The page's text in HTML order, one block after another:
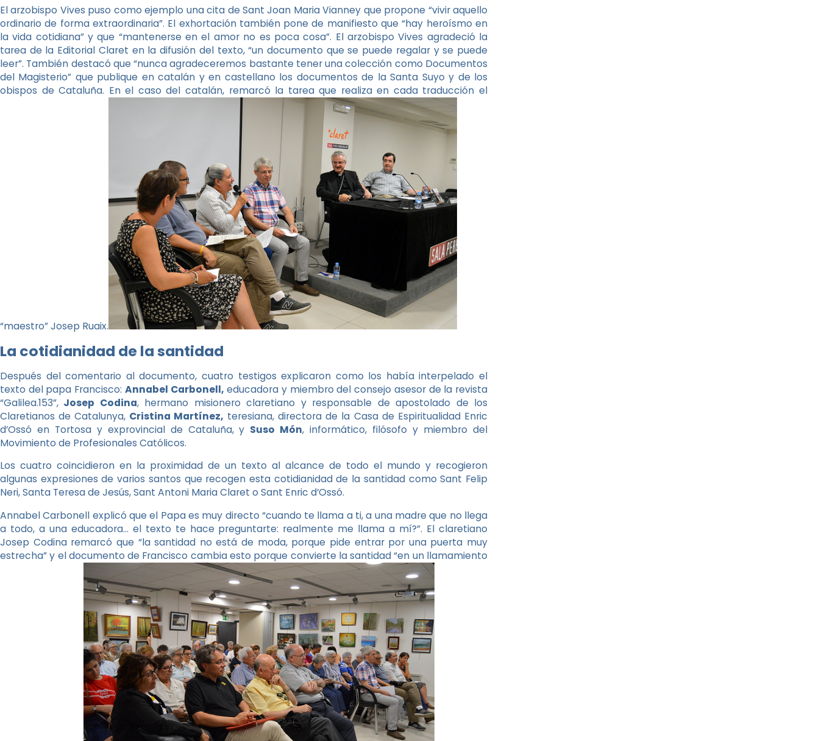
El arzobispo Vives puso como ejemplo una cita de Sant Joan Maria Vianney que propone “vivir aquello
ordinario de forma extraordinaria”. El exhortación también pone de manifiesto que “hay heroísmo en
la vida cotidiana” y que “mantenerse en el amor no es poca cosa”. El arzobispo Vives agradeció la
tarea de la Editorial Claret en la difusión del texto, “un documento que se puede regalar y se puede
leer”. También destacó que “nunca agradeceremos bastante tener una colección como Documentos
del Magisterio” que publique en catalán y en castellano los documentos de la Santa Suyo y de los
obispos de Cataluña. En el caso del catalán, remarcó la tarea que realiza en cada traducción el
“maestro” Josep Ruaix.
La cotidianidad de la santidad
Después del comentario al documento, cuatro testigos explicaron como los había interpelado el
texto del papa Francisco: Annabel Carbonell, educadora y miembro del consejo asesor de la revista
“Galilea.153”, Josep Codina, hermano misionero claretiano y responsable de apostolado de los
Claretianos de Catalunya, Cristina Martínez, teresiana, directora de la Casa de Espiritualidad Enric
d’Ossó en Tortosa y exprovincial de Cataluña, y Suso Món, informático, filósofo y miembro del
Movimiento de Profesionales Católicos.
Los cuatro coincidieron en la proximidad de un texto al alcance de todo el mundo y recogieron
algunas expresiones de varios santos que recogen esta cotidianidad de la santidad como Sant Felip
Neri, Santa Teresa de Jesús, Sant Antoni Maria Claret o Sant Enric d’Ossó.
Annabel Carbonell explicó que el Papa es muy directo “cuando te llama a ti, a una madre que no llega
a todo, a una educadora… el texto te hace preguntarte: realmente me llama a mí?”. El claretiano
Josep Codina remarcó que “la santidad no está de moda, porque pide entrar por una puerta muy
estrecha” y el documento de Francisco cambia esto porque convierte la santidad “en un llamamiento